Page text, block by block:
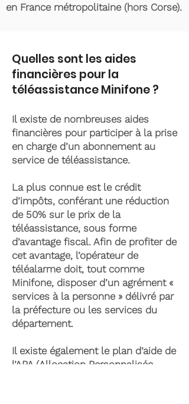
en France métropolitaine (hors Corse).
Quelles sont les aides
financières pour la
téléassistance Minifone ?
Il existe de nombreuses aides
financières pour participer à la prise
en charge d’un abonnement au
service de téléassistance.
La plus connue est le crédit
d’impôts, conférant une réduction
de 50% sur le prix de la
téléassistance, sous forme
d’avantage fiscal. Afin de profiter de
cet avantage, l’opérateur de
téléalarme doit, tout comme
Minifone, disposer d’un agrément «
services à la personne » délivré par
la préfecture ou les services du
département.
Il existe également le plan d’aide de
l’APA (Allocation Personnalisée